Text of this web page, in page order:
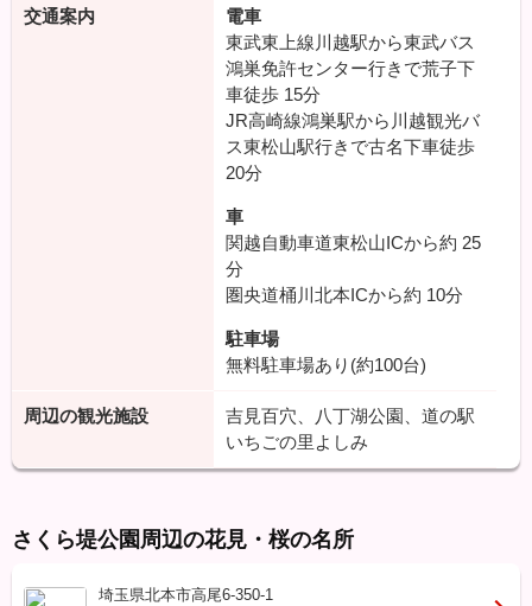
交通案内
電車
東武東上線川越駅から東武バス
鴻巣免許センター行きで荒子下
車徒歩 15分
JR高崎線鴻巣駅から川越観光バ
ス東松山駅行きで古名下車徒歩
20分
車
関越自動車道東松山ICから約 25
分
圏央道桶川北本ICから約 10分
駐車場
無料駐車場あり(約100台)
周辺の観光施設
吉見百穴、八丁湖公園、道の駅
いちごの里よしみ
さくら堤公園周辺の花見・桜の名所
埼玉県北本市高尾6-350-1